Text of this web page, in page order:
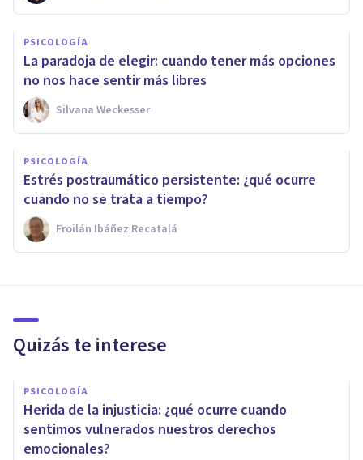
PSICOLOGÍA
La paradoja de elegir: cuando tener más opciones
no nos hace sentir más libres
Silvana Weckesser
PSICOLOGÍA
Estrés postraumático persistente: ¿qué ocurre
cuando no se trata a tiempo?
Froilán Ibáñez Recatalá
Quizás te interese
PSICOLOGÍA
Herida de la injusticia: ¿qué ocurre cuando
sentimos vulnerados nuestros derechos
emocionales?